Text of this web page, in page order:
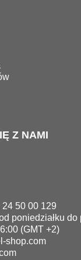
Z NAMI
24 50 00 129
poniedziałku do
(GMT +2)
shop.com